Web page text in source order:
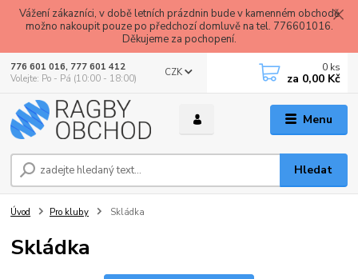
Vážení zákazníci, v době letních prázdnin bude v kamenném obchodě
možno nakoupit pouze po předchozí domluvě na tel. 776601016.
Děkujeme za pochopení.
Menu
CZK
Hledat
776 601 016, 777 601 412
Volejte: Po - Pá (10:00 - 18:00)
0 ks
za 0,00 Kč
Úvod Pro kluby Skládka
Skládka